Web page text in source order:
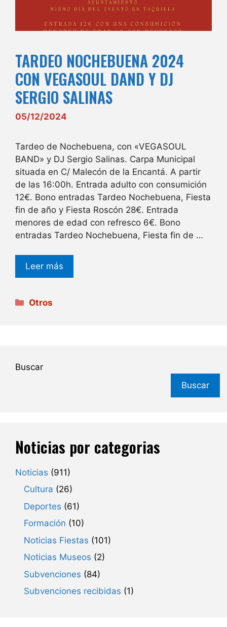
TARDEO NOCHEBUENA 2024
CON VEGASOUL DAND Y DJ
SERGIO SALINAS
05/12/2024
Tardeo de Nochebuena, con «VEGASOUL
BAND» y DJ Sergio Salinas. Carpa Municipal
situada en C/ Malecón de la Encantá. A partir
de las 16:00h. Entrada adulto con consumición
12€. Bono entradas Tardeo Nochebuena, Fiesta
fin de año y Fiesta Roscón 28€. Entrada
menores de edad con refresco 6€. Bono
entradas Tardeo Nochebuena, Fiesta fin de …
Leer más
Categorías
Otros
Buscar
Buscar
Noticias por categorias
Noticias (911)
Cultura (26)
Deportes (61)
Formación (10)
Noticias Fiestas (101)
Noticias Museos (2)
Subvenciones (84)
Subvenciones recibidas (1)